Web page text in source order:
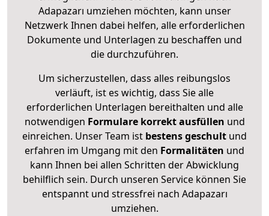
Adapazarı umziehen möchten, kann unser
Netzwerk Ihnen dabei helfen, alle erforderlichen
Dokumente und Unterlagen zu beschaffen und
die durchzuführen.
Um sicherzustellen, dass alles reibungslos
verläuft, ist es wichtig, dass Sie alle
erforderlichen Unterlagen bereithalten und alle
notwendigen Formulare korrekt ausfüllen und
einreichen. Unser Team ist bestens geschult und
erfahren im Umgang mit den Formalitäten und
kann Ihnen bei allen Schritten der Abwicklung
behilflich sein. Durch unseren Service können Sie
entspannt und stressfrei nach Adapazarı
umziehen.